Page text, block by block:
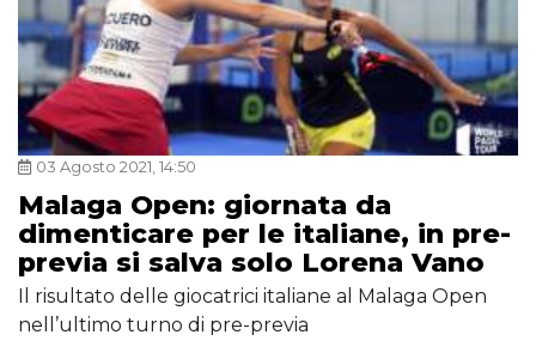
03 Agosto 2021, 14:50
Malaga Open: giornata da
dimenticare per le italiane, in pre-
previa si salva solo Lorena Vano
Il risultato delle giocatrici italiane al Malaga Open
nell’ultimo turno di pre-previa